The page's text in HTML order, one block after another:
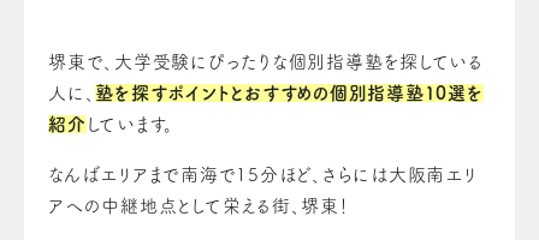
堺東で、大学受験にぴったりな個別指導塾を探している
人に、 塾を探すポイントとおすすめの個別指導塾10選を
紹介 しています。
なんばエリアまで南海で15分ほど、さらには大阪南エリ
アへの中継地点として栄える街、堺東！